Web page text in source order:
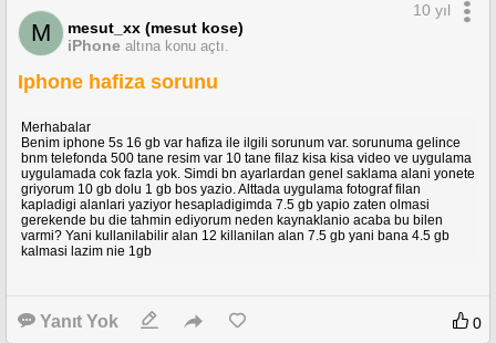
M
mesut_xx (mesut kose)
iPhone altına konu açtı.
10 yıl
Iphone hafiza sorunu
Merhabalar
Benim iphone 5s 16 gb var hafiza ile ilgili sorunum var. sorunuma gelince
bnm telefonda 500 tane resim var 10 tane filaz kisa kisa video ve uygulama
uygulamada cok fazla yok. Simdi bn ayarlardan genel saklama alani yonete
griyorum 10 gb dolu 1 gb bos yazio. Alttada uygulama fotograf filan
kapladigi alanlari yaziyor hesapladigimda 7.5 gb yapio zaten olmasi
gerekende bu die tahmin ediyorum neden kaynaklanio acaba bu bilen
varmi? Yani kullanilabilir alan 12 killanilan alan 7.5 gb yani bana 4.5 gb
kalmasi lazim nie 1gb
Yanıt Yok 0